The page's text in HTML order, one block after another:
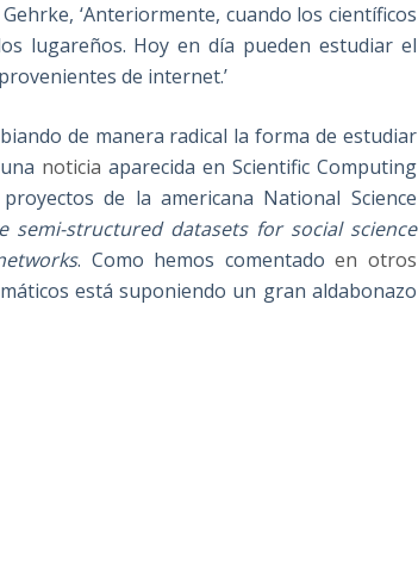
‘Anteriormente, cuando los científicos
lugareños. Hoy en día pueden estudiar el
de internet.’
de manera radical la forma de estudiar
noticia aparecida en Scientific Computing
de la americana National Science
semi-structured datasets for social science
. Como hemos comentadoen otros
está suponiendo un gran aldabonazo